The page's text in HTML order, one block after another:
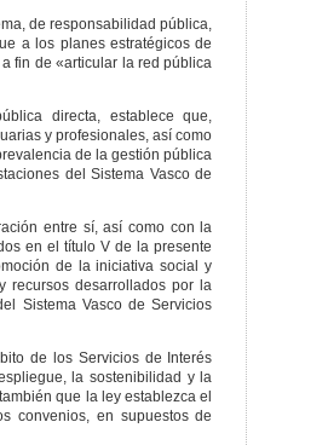
de responsabilidad pública,
a los planes estratégicos de
fin de «articular la red pública
directa, establece que,
y profesionales, así como
de la gestión pública
del Sistema Vasco de
entre sí, así como con la
en el título V de la presente
de la iniciativa social y
recursos desarrollados por la
Sistema Vasco de Servicios
de los Servicios de Interés
la sostenibilidad y la
que la ley establezca el
convenios, en supuestos de